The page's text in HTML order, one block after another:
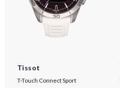
Tissot
T-Touch Connect Sport